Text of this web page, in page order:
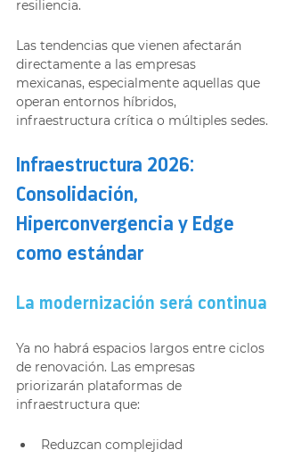
resiliencia.
Las tendencias que vienen afectarán
directamente a las empresas
mexicanas, especialmente aquellas que
operan entornos híbridos,
infraestructura crítica o múltiples sedes.
Infraestructura 2026:
Consolidación,
Hiperconvergencia y Edge
como estándar
La modernización será continua
Ya no habrá espacios largos entre ciclos
de renovación. Las empresas
priorizarán plataformas de
infraestructura que:
Reduzcan complejidad